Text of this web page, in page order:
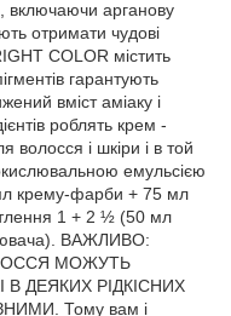
включаючи арганову
отримати чудові
COLOR містить
гарантують
вміст аміаку і
роблять крем -
і шкіри і в той
емульсією
фарби + 75 мл
1 + 2 ½ (50 мл
ВАЖЛИВО:
МОЖУТЬ
В ДЕЯКИХ РІДКІСНИХ
Тому вам і